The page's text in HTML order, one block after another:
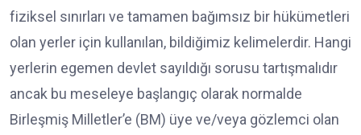
fiziksel sınırları ve tamamen bağımsız bir hükümetleri
olan yerler için kullanılan, bildiğimiz kelimelerdir. Hangi
yerlerin egemen devlet sayıldığı sorusu tartışmalıdır
ancak bu meseleye başlangıç olarak normalde
Birleşmiş Milletler’e (BM) üye ve/veya gözlemci olan